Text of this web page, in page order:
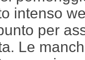
intenso
per
Le